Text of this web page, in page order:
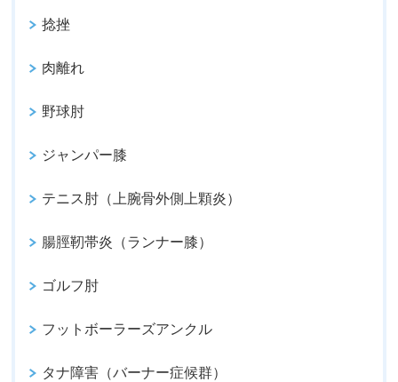
捻挫
肉離れ
野球肘
ジャンパー膝
テニス肘（上腕骨外側上顆炎）
腸脛靭帯炎（ランナー膝）
ゴルフ肘
フットボーラーズアンクル
タナ障害（バーナー症候群）